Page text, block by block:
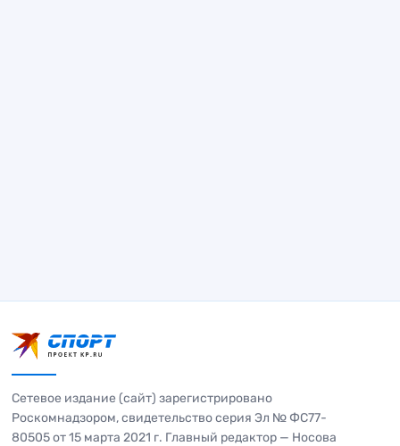
Сетевое издание (сайт) зарегистрировано
Роскомнадзором, свидетельство серия Эл № ФС77-
80505 от 15 марта 2021 г. Главный редактор — Носова